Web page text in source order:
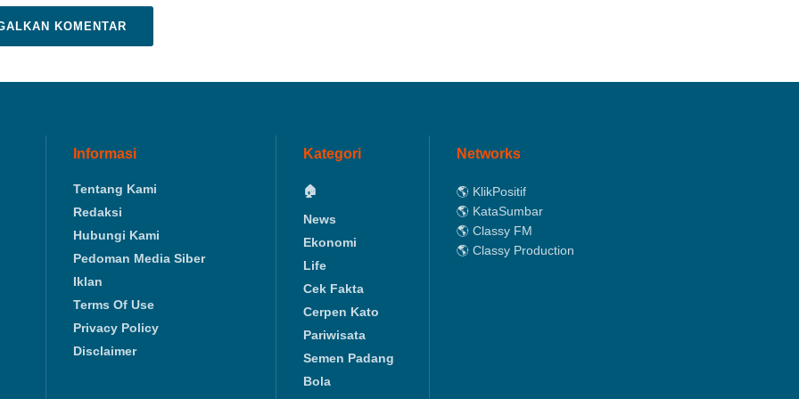
KOMENTAR
Informasi
Tentang Kami
Redaksi
Hubungi Kami
Pedoman Media Siber
Iklan
Terms Of Use
Privacy Policy
Disclaimer
Kategori
🏠
News
Ekonomi
Life
Cek Fakta
Cerpen Kato
Pariwisata
Semen Padang
Bola
Networks
🌎 KlikPositif
🌎 KataSumbar
🌎 Classy FM
🌎 Classy Production